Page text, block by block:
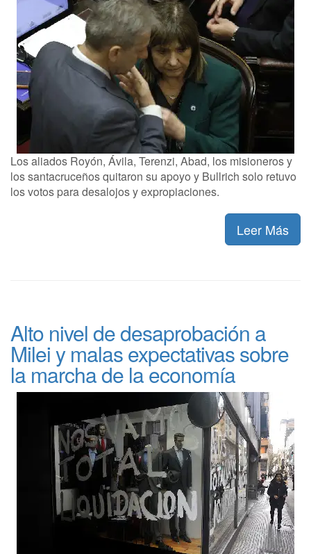
Los aliados Royón, Ávila, Terenzi, Abad, los misioneros y
los santacruceños quitaron su apoyo y Bullrich solo retuvo
los votos para desalojos y expropiaciones.
Leer Más
Alto nivel de desaprobación a
Milei y malas expectativas sobre
la marcha de la economía